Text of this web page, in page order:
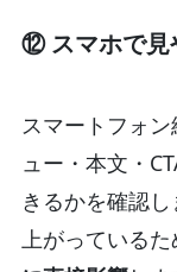
⑫ スマホで見
スマートフォ
ュー・本文・
きるかを確認
上がっているた